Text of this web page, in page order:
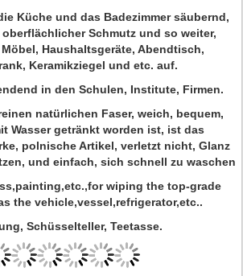
Küche und das Badezimmer säubernd,
Schmutz und so weiter,
Haushaltsgeräte, Abendtisch,
Keramikziegel und etc. auf.
in den Schulen, Institute, Firmen.
natürlichen Faser, weich, bequem,
Wasser getränkt worden ist, ist das
polnische Artikel, verletzt nicht, Glanz
und einfach, sich schnell zu waschen
wiping the top-grade
the vehicle,vessel,refrigerator,etc..
Schüsselteller, Teetasse.